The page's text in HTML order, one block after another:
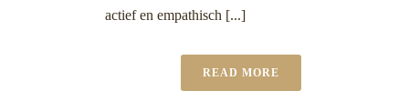
actief en empathisch [...]
READ MORE